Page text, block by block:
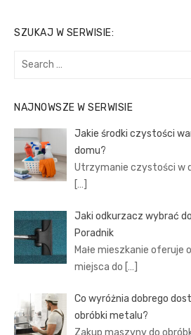
SZUKAJ W SERWISIE:
Search
NAJNOWSZE W SERWISIE
Jakie środki czystości
domu?
Utrzymanie czystości w
[…]
Jaki odkurzacz wybrać
Poradnik
Małe mieszkanie oferuje
miejsca do […]
Co wyróżnia dobrego
obróbki metalu?
Zakup maszyny do